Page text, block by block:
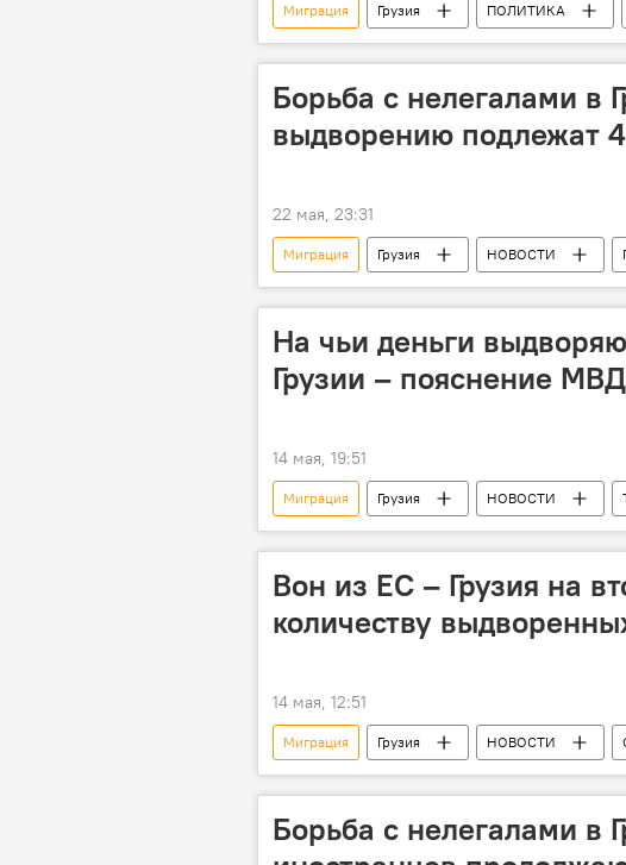
Миграция Грузия ПОЛИТИКА
Борьба с нелегалами в
выдворению подлежат
22 мая, 23:31
Миграция Грузия НОВОСТИ
мигранты
МВД Грузии
На чьи деньги
Грузии – пояснение МВД
14 мая, 19:51
Миграция Грузия НОВОСТИ
Миграционные новости Грузии сегодня
Вон из ЕС – Грузия на
количеству
14 мая, 12:51
Миграция Грузия НОВОСТИ
Албания
Европа мигранты
Борьба с нелегалами в